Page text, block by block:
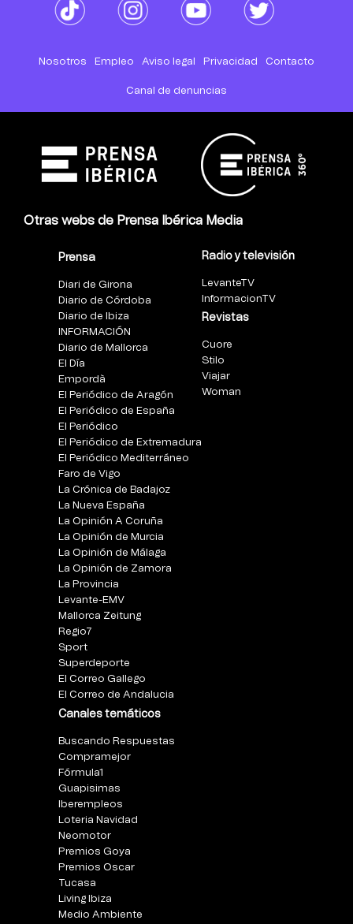
Nosotros Empleo Aviso legal Privacidad Contacto
Canal de denuncias
Otras webs de Prensa Ibérica Media
Prensa
Diari de Girona
Diario de Córdoba
Diario de Ibiza
INFORMACIÓN
Diario de Mallorca
El Día
Empordà
El Periódico de Aragón
El Periódico de España
El Periódico
El Periódico de Extremadura
El Periódico Mediterráneo
Faro de Vigo
La Crónica de Badajoz
La Nueva España
La Opinión A Coruña
La Opinión de Murcia
La Opinión de Málaga
La Opinión de Zamora
La Provincia
Levante-EMV
Mallorca Zeitung
Regio7
Sport
Superdeporte
El Correo Gallego
El Correo de Andalucia
Canales temáticos
Buscando Respuestas
Compramejor
Fórmula1
Guapisimas
Iberempleos
Loteria Navidad
Neomotor
Premios Goya
Premios Oscar
Tucasa
Living Ibiza
Medio Ambiente
Radio y televisión
LevanteTV
InformacionTV
Revistas
Cuore
Stilo
Viajar
Woman